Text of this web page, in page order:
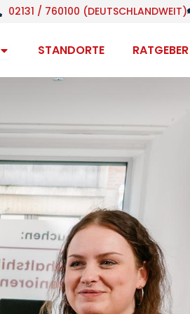
02131 / 760100 (DEUTSCHLANDWEIT)
Open Unternehmen
STANDORTE RATGEBER